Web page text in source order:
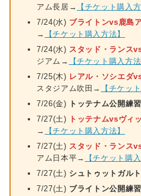
アム長居→
【チケット購入方
7/24(水) ブライトンvs鹿島
→
【チケット購入方法】
7/24(水) スタッド・ランス
ジアム→
【チケット購入方法
7/25(木) レアル・ソシエダ
スタジアム吹田→
【チケッ
7/26(金)
トッテナム公開練習
7/27(土)
トッテナムvsヴィ
→
【チケット購入方法】
7/27(土) スタッド・ランス
アム日本平→
【チケット購
7/27(土) シュトゥットガル
7/27(土) ブライトン公開練習